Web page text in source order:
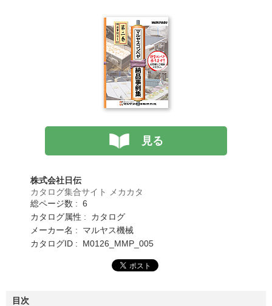
見る
株式会社日伝
カタログ集合サイト メカカタ
総ページ数 : 6
カタログ属性 : カタログ
メーカー名 : マルヤス機械
カタログID : M0126_MMP_005
目次